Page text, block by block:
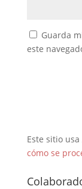
Guarda
este
Este sitio
cómo se